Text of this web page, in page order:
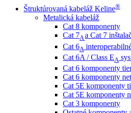
Štruktúrovaná kabeláž Keline®
Metalická kabeláž
Cat 8 komponenty
Cat 7Aa Cat 7
Cat 6A
Cat 6A / Class EA
Cat 6 komponenty
Cat 6 komponenty
Cat 5E komponenty
Cat 5E komponenty
Cat 3 komponenty